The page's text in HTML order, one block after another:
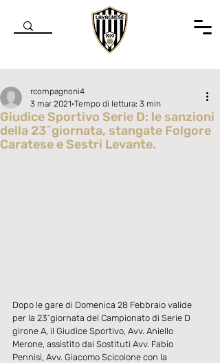
Giudice Sportivo Serie D: le sanzioni
della 23^giornata, stangate Folgore
Caratese e Sestri Levante.
rcompagnoni4
3 mar 2021 Tempo di lettura: 3 min
Dopo le gare di Domenica 28 Febbraio valide
per la 23^giornata del Campionato di Serie D
girone A, il Giudice Sportivo, Avv. Aniello
Merone, assistito dai Sostituti Avv. Fabio
Pennisi, Avv. Giacomo Scicolone con la